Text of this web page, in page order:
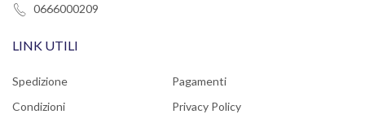
0666000209
LINK UTILI
Spedizione
Pagamenti
Condizioni
Privacy Policy